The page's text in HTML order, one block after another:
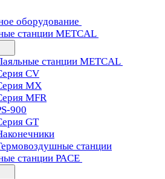
оборудование
станции METCAL
станции METCAL
CV
MX
MFR
900
GT
станции
станции PACE